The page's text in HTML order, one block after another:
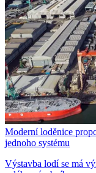
Moderní loděnice
jednoho systému
Výstavba lodí se má